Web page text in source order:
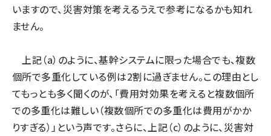
いますので、災害対策を考えるうえで参考になるかも知れ
ません。
上記（a）のように、基幹システムに限った場合でも、複数
個所で多重化している例は2割に過ぎません。この理由とし
てもっとも多く聞くのが、「費用対効果を考えると複数個所
での多重化は難しい（複数個所での多重化は費用がかか
りすぎる）」という声です。さらに、上記（c）のように、災害対